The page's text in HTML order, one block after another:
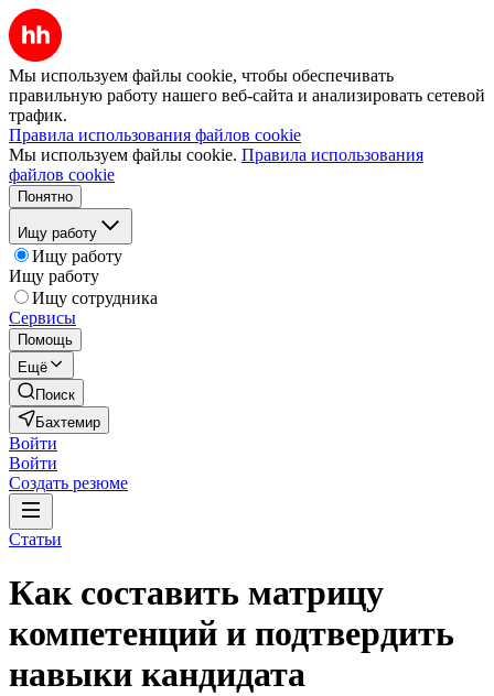
Мы используем файлы cookie, чтобы обеспечивать
правильную работу нашего веб-сайта и анализировать сетевой
трафик.
Правила использования файлов cookie
Мы используем файлы cookie. Правила использования
файлов cookie
Понятно
Ищу работу
Ищу работу
Ищу работу
Ищу сотрудника
Сервисы
Помощь
Ещё
Поиск
Бахтемир
Войти
Войти
Создать резюме
Статьи
Как составить матрицу
компетенций и подтвердить
навыки кандидата